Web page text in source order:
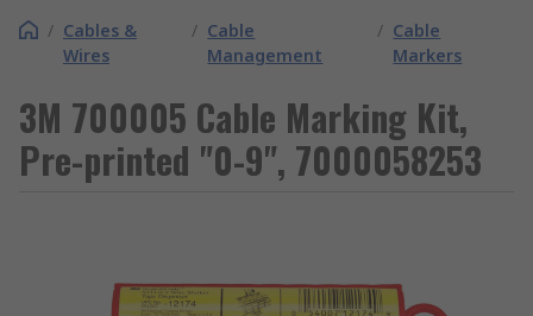
/ Cables &
Wires
/ Cable
Management
/ Cable
Markers
3M 700005 Cable Marking Kit,
Pre-printed "0-9", 7000058253